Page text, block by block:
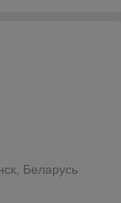
Беларусь